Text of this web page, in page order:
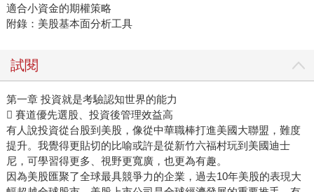
適合小資金的期權策略
附錄：美股基本面分析工具
試閱
第一章 投資就是考驗認知世界的能力
 賽道優先選股、投資後管理效益高
有人說投資從台股到美股，像從中華職棒打進美國大聯盟，難度
提升。我覺得更貼切的比喻或許是從新竹六福村玩到美國迪士
尼，可學習得更多、視野更寬廣，也更為有趣。
因為美股匯聚了全球最具競爭力的企業，過去10年美股的表現大